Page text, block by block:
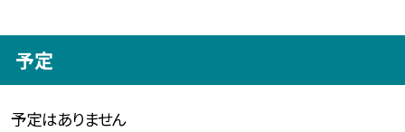
予定
予定はありません